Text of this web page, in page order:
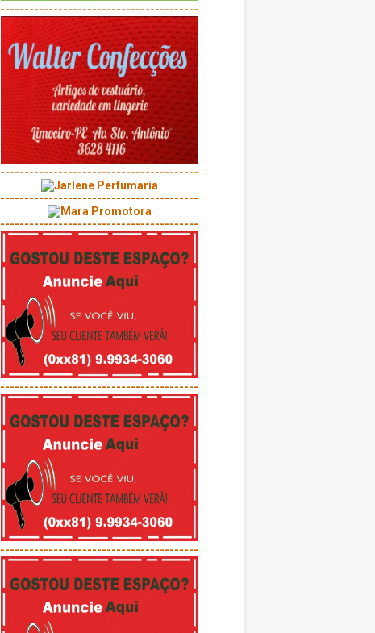
-----------------------------------------
-----------------------------------------
-----------------------------------------
-----------------------------------------
-----------------------------------------
-----------------------------------------